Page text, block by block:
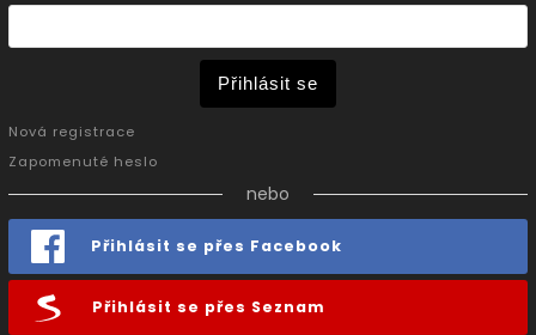
Přihlásit se
Nová registrace
Zapomenuté heslo
nebo
Přihlásit se přes Facebook
Přihlásit se přes Seznam